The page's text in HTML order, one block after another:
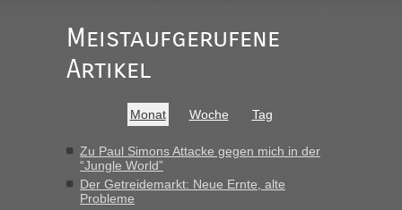
Ist korrekt, aber ich finde man hätte trotzdem im Text gleich
darauf hinweisen können.
War aber nicht "böse" gemeint ...
buchbar - warum auch immer ...
Hab´s versucht - bekomme aber immer angezeigt "auf dieser
Strecke fahren wir nicht"
Meistaufgerufene
Artikel
Monat Woche Tag
Zu Paul Simons Attacke gegen mich in der
“Jungle World”
Der Getreidemarkt: Neue Ernte, alte
Probleme